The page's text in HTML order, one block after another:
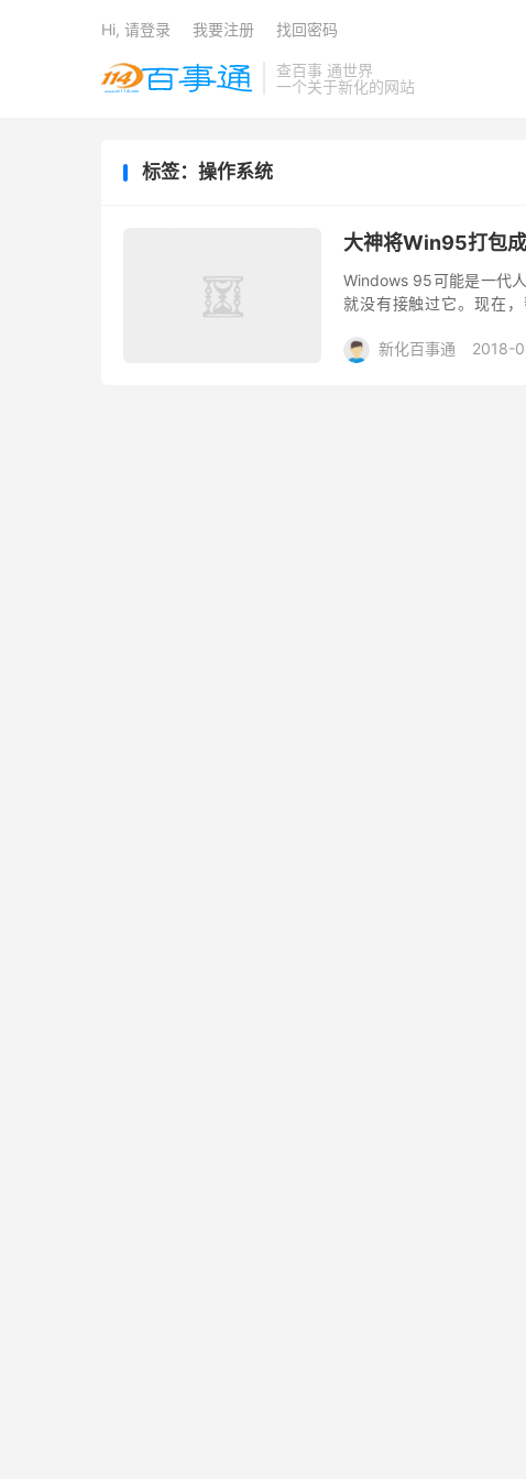
查百事 通世界
一个关于新化的网站
Hi, 请登录 我要注册 找回密码
标签：操作系统
大神将Win95打包
Windows 95可能是一代
就没有接触过它。现在
新化百事通 2018-